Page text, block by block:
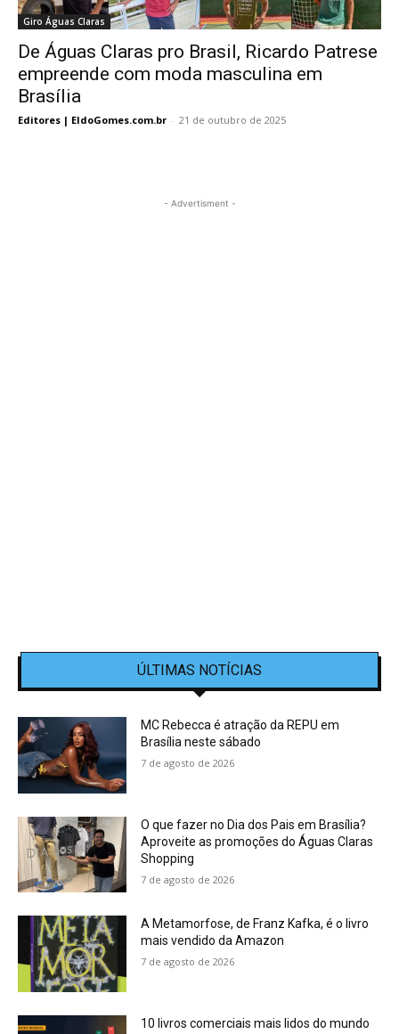
Giro Águas Claras
De Águas Claras pro Brasil, Ricardo Patrese
empreende com moda masculina em
Brasília
Editores | EldoGomes.com.br - 21 de outubro de 2025
- Advertisment -
ÚLTIMAS NOTÍCIAS
MC Rebecca é atração da REPU em
Brasília neste sábado
7 de agosto de 2026
O que fazer no Dia dos Pais em Brasília?
Aproveite as promoções do Águas Claras
Shopping
7 de agosto de 2026
A Metamorfose, de Franz Kafka, é o livro
mais vendido da Amazon
7 de agosto de 2026
10 livros comerciais mais lidos do mundo